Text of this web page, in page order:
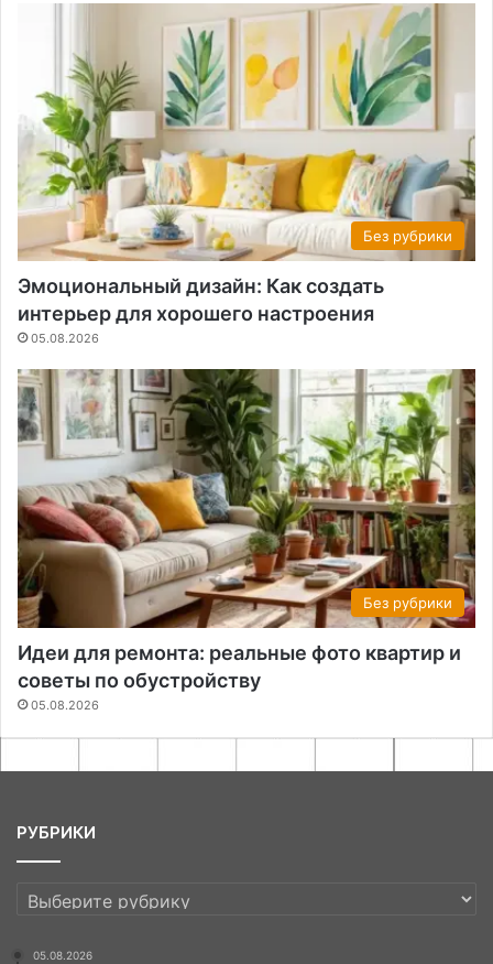
Без рубрики
Эмоциональный дизайн: Как создать
интерьер для хорошего настроения
05.08.2026
Без рубрики
Идеи для ремонта: реальные фото квартир и
советы по обустройству
05.08.2026
РУБРИКИ
РУБРИКИ
05.08.2026